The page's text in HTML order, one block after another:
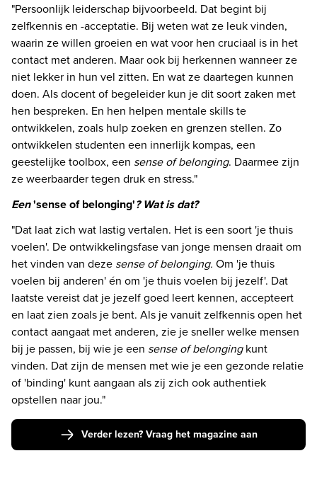
"Persoonlijk leiderschap bijvoorbeeld. Dat begint bij
zelfkennis en -acceptatie. Bij weten wat ze leuk vinden,
waarin ze willen groeien en wat voor hen cruciaal is in het
contact met anderen. Maar ook bij herkennen wanneer ze
niet lekker in hun vel zitten. En wat ze daartegen kunnen
doen. Als docent of begeleider kun je dit soort zaken met
hen bespreken. En hen helpen mentale skills te
ontwikkelen, zoals hulp zoeken en grenzen stellen. Zo
ontwikkelen studenten een innerlijk kompas, een
geestelijke toolbox, een sense of belonging. Daarmee zijn
ze weerbaarder tegen druk en stress."
Een 'sense of belonging'? Wat is dat?
"Dat laat zich wat lastig vertalen. Het is een soort 'je thuis
voelen'. De ontwikkelingsfase van jonge mensen draait om
het vinden van deze sense of belonging. Om 'je thuis
voelen bij anderen' én om 'je thuis voelen bij jezelf'. Dat
laatste vereist dat je jezelf goed leert kennen, accepteert
en laat zien zoals je bent. Als je vanuit zelfkennis open het
contact aangaat met anderen, zie je sneller welke mensen
bij je passen, bij wie je een sense of belonging kunt
vinden. Dat zijn de mensen met wie je een gezonde relatie
of 'binding' kunt aangaan als zij zich ook authentiek
opstellen naar jou."
Verder lezen? Vraag het magazine aan